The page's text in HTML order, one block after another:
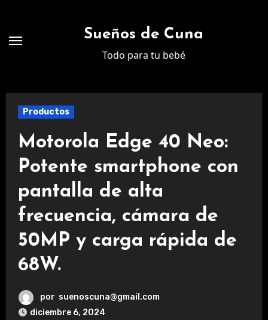
contenido
Sueños de Cuna
Todo para tu bebé
Productos
Motorola Edge 40 Neo:
Potente smartphone con
pantalla de alta
frecuencia, cámara de
50MP y carga rápida de
68W.
por suenoscuna@gmail.com
diciembre 6, 2024